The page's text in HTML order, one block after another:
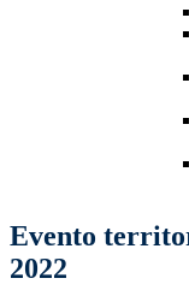
Evento
2022